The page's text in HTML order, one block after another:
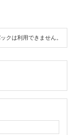
クは利用できません。